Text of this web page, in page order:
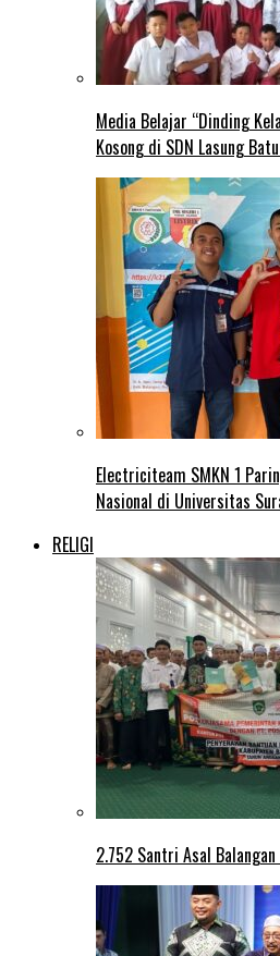
Media Belajar “Dinding
Kosong di SDN Lasung
Electriciteam SMKN 1
Nasional di Universitas
RELIGI
2.752 Santri Asal